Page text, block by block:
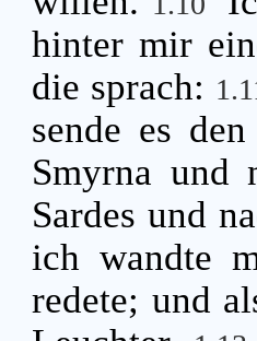
hinter mir
die sprach:
sende es
Smyrna und
Sardes und
ich wandte
redete; und